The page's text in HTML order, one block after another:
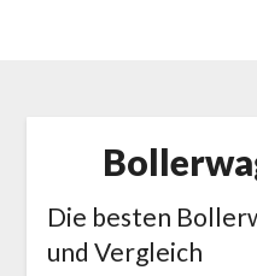
Die besten
und Vergleich